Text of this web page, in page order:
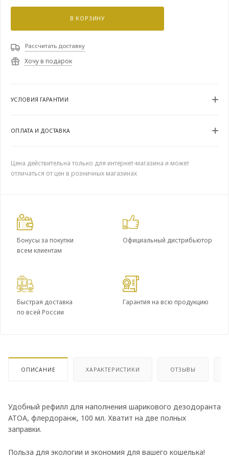
В КОРЗИНУ
Рассчитать доставку
Хочу в подарок
УСЛОВИЯ ГАРАНТИИ
ОПЛАТА И ДОСТАВКА
Цена действительна только для интернет-магазина и может
отличаться от цен в розничных магазинах
Бонусы за покупки
всем клиентам
Официальный дистрибьютор
Быстрая доставка
по всей России
Гарантия на всю продукцию
ОПИСАНИЕ ХАРАКТЕРИСТИКИ ОТЗЫВЫ
Удобный рефилл для наполнения шарикового дезодоранта
ATOA, флердоранж, 100 мл. Хватит на две полных
заправки.
Польза для экологии и экономия для вашего кошелька!